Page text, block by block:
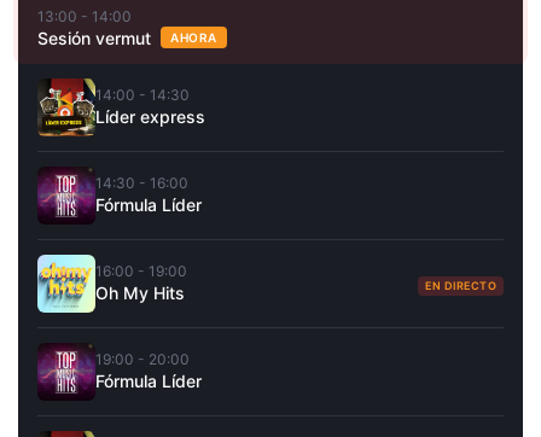
13:00 - 14:00
Sesión vermut AHORA
14:00 - 14:30
Líder express
14:30 - 16:00
Fórmula Líder
16:00 - 19:00
Oh My Hits EN DIRECTO
19:00 - 20:00
Fórmula Líder